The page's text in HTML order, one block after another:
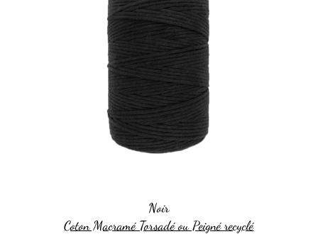
Noir
Coton Macramé Torsadé ou Peigné recyclé